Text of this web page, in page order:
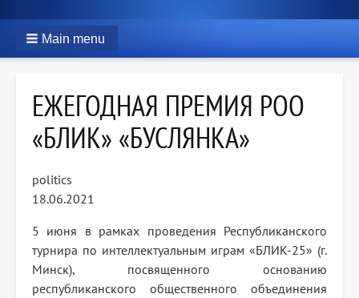
Main menu
ЕЖЕГОДНАЯ ПРЕМИЯ РОО
«БЛИК» «БУСЛЯНКА»
politics
18.06.2021
5 июня в рамках проведения Республиканского
турнира по интеллектуальным играм «БЛИК-25» (г.
Минск), посвященного основанию
республиканского общественного объединения